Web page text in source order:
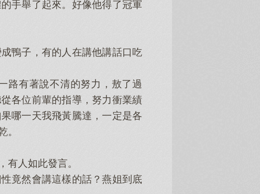
手舉了起來。好像他得了冠軍
鴨子，有的人在講他講話口吃
有著說不清的努力，敖了過
各位前輩的指導，努力衝業績
哪一天我飛黃騰達，一定是各
。
人如此發言。
然會講這樣的話？燕姐到底